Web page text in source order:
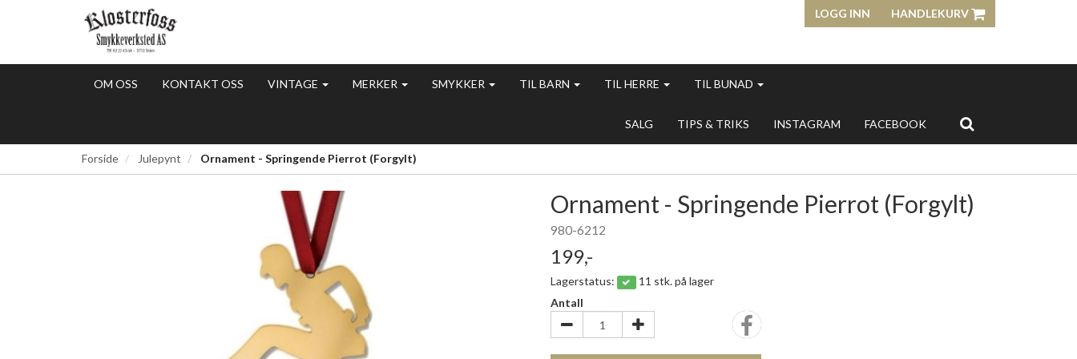
LOGG INN HANDLEKURV
OM OSS KONTAKT OSS VINTAGE MERKER SMYKKER TIL BARN TIL HERRE TIL BUNAD
SALG TIPS & TRIKS INSTAGRAM FACEBOOK
Forside Julepynt Ornament - Springende Pierrot (Forgylt)
Ornament - Springende Pierrot (Forgylt)
980-6212
199,-
Lagerstatus:
11 stk. på lager
Antall